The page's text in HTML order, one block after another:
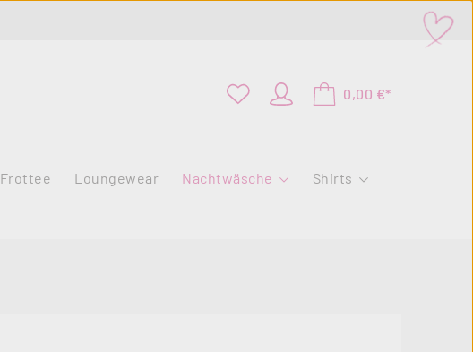
0,00 €*
Frottee Loungewear Nachtwäsche
Shirts